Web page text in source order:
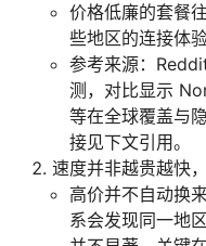
价格低廉的套餐
些地区的连接体验
参考来源：
测，对比显示
等在全球覆盖与
接见下文引用。
速度并非越贵越快
高价并不自动换
系会发现同一地